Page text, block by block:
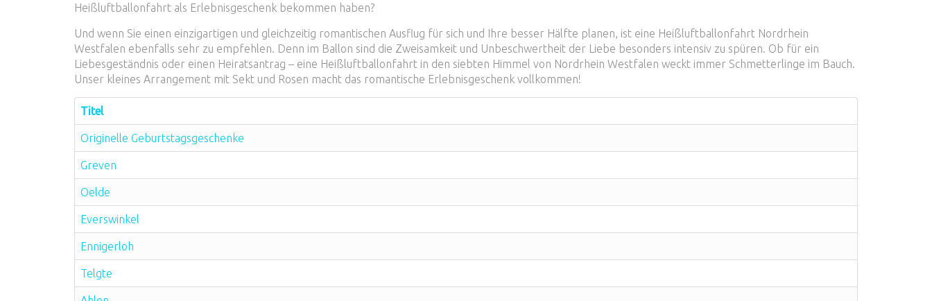
Heißluftballonfahrt als Erlebnisgeschenk bekommen haben?
Und wenn Sie einen einzigartigen und gleichzeitig romantischen Ausflug für sich und Ihre besser Hälfte planen, ist eine Heißluftballonfahrt Nordrhein
Westfalen ebenfalls sehr zu empfehlen. Denn im Ballon sind die Zweisamkeit und Unbeschwertheit der Liebe besonders intensiv zu spüren. Ob für ein
Liebesgeständnis oder einen Heiratsantrag – eine Heißluftballonfahrt in den siebten Himmel von Nordrhein Westfalen weckt immer Schmetterlinge im Bauch.
Unser kleines Arrangement mit Sekt und Rosen macht das romantische Erlebnisgeschenk vollkommen!
Titel
Originelle Geburtstagsgeschenke
Greven
Oelde
Everswinkel
Ennigerloh
Telgte